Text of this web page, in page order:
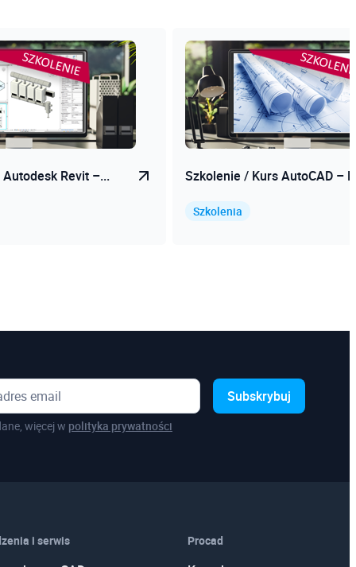
Revit –... Szkolenie / Kurs AutoCAD –
Szkolenia
Subskrybuj
więcej w polityka prywatności
i serwis Procad